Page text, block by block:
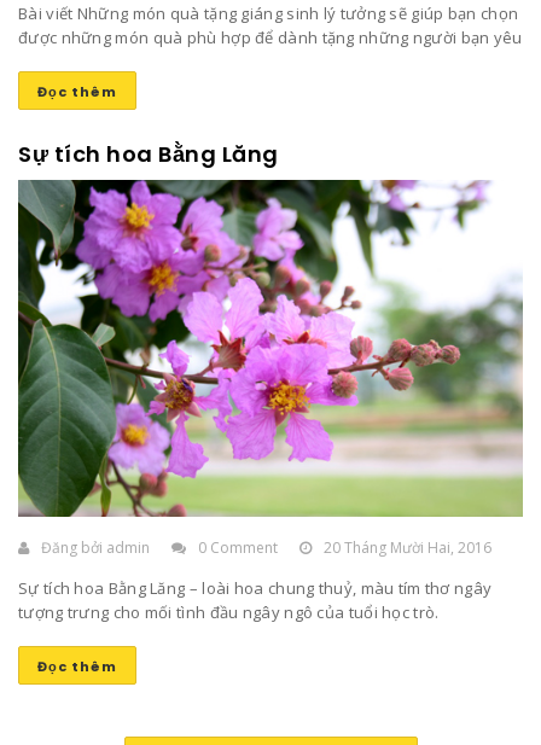
Bài viết Những món quà tặng giáng sinh lý tưởng sẽ giúp bạn chọn
được những món quà phù hợp để dành tặng những người bạn yêu
này nhé!
Đọc thêm
Sự tích hoa Bằng Lăng
Đăng bởi admin 0 Comment 20 Tháng Mười Hai, 2016
Sự tích hoa Bằng Lăng – loài hoa chung thuỷ, màu tím thơ ngây
tượng trưng cho mối tình đầu ngây ngô của tuổi học trò.
Đọc thêm